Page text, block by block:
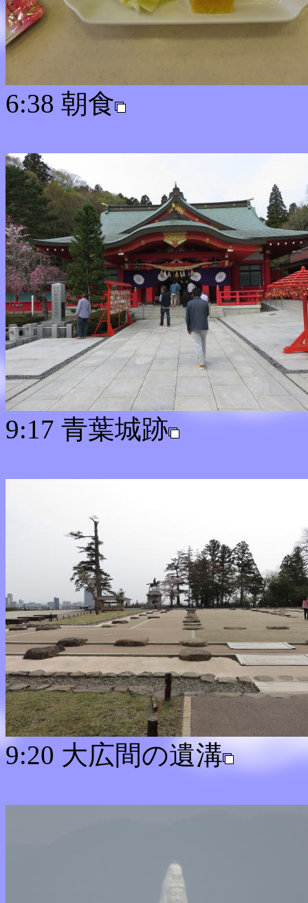
6:38 朝食
9:17 青葉城跡
9:20 大広間の遺溝